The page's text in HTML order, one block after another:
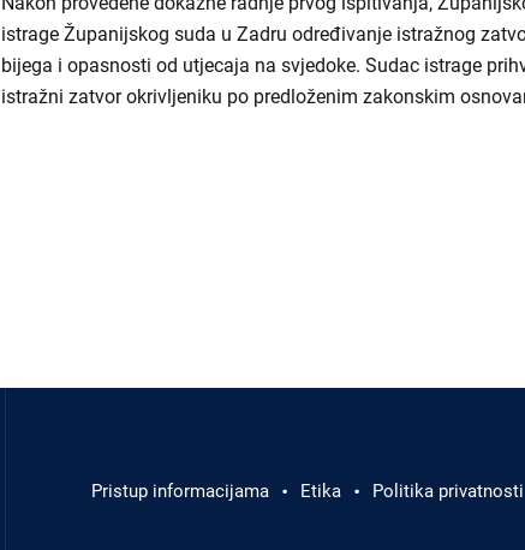
Odluke i izvješća
Javna nabava
istrage Županijskog suda u Zadru određivanje istražnog
bijega i opasnosti od utjecaja na svjedoke. Sudac istrage
istražni zatvor okrivljeniku po predloženim zakonskim
podnožjuPristup informacijama Etika Politika privatnosti